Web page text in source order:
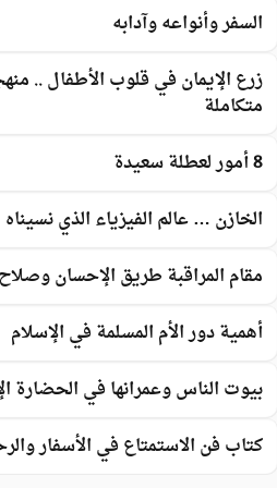
السفر وأنواعه وآدابه
زرع الإيمان في قلوب الأطفال ..
متكاملة
8 أمور لعطلة سعيدة
الخازن … عالم الفيزياء الذي نسيناه
مقام المراقبة طريق الإحسان
أهمية دور الأم المسلمة في الإسلام
بيوت الناس وعمرانها في الحضارة
كتاب فن الاستمتاع في الأسفار